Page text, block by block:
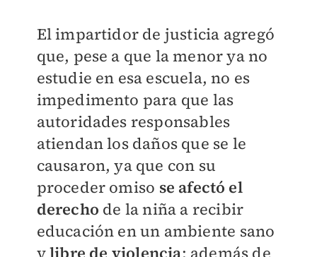
El impartidor de justicia agregó
que, pese a que la menor ya no
estudie en esa escuela, no es
impedimento para que las
autoridades responsables
atiendan los daños que se le
causaron, ya que con su
proceder omiso se afectó el
derecho de la niña a recibir
educación en un ambiente sano